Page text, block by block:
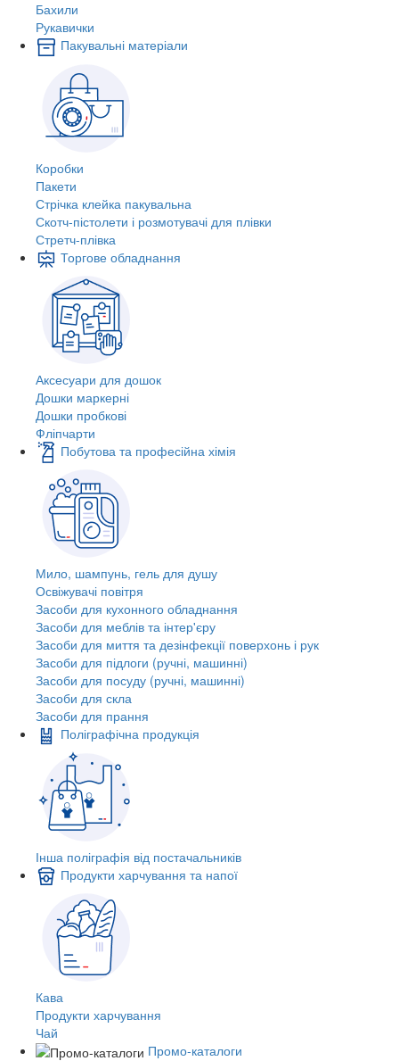
Бахили
Рукавички
Пакувальні матеріали
Коробки
Пакети
Стрічка клейка пакувальна
Скотч-пістолети і розмотувачі для плівки
Стретч-плівка
Торгове обладнання
Аксесуари для дошок
Дошки маркерні
Дошки пробкові
Фліпчарти
Побутова та професійна хімія
Мило, шампунь, гель для душу
Освіжувачі повітря
Засоби для кухонного обладнання
Засоби для меблів та інтер'єру
Засоби для миття та дезінфекції поверхонь і рук
Засоби для підлоги (ручні, машинні)
Засоби для посуду (ручні, машинні)
Засоби для скла
Засоби для прання
Поліграфічна продукція
Інша поліграфія від постачальників
Продукти харчування та напої
Кава
Продукти харчування
Чай
Промо-каталоги